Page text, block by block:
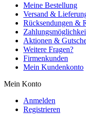
Meine Bestellung
Versand &
Rücksendungen &
Aktionen &
Weitere Fragen?
Firmenkunden
Mein Kundenkonto
Mein Konto
Anmelden
Registrieren